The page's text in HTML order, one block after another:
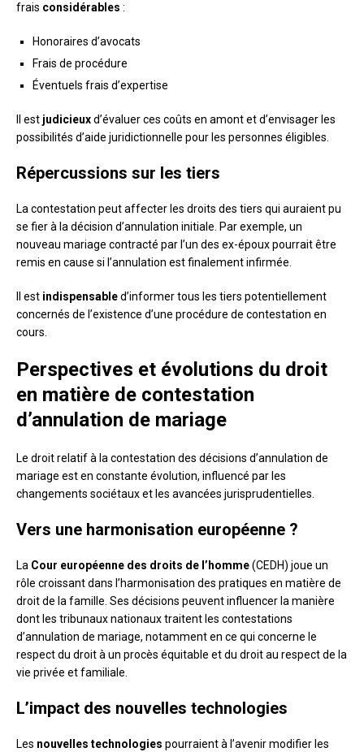
frais considérables :
Honoraires d’avocats
Frais de procédure
Éventuels frais d’expertise
Il est judicieuxd’évaluer ces coûts en amont et d’envisager les
possibilités d’aide juridictionnelle pour les personnes éligibles.
Répercussions sur les tiers
La contestation peut affecter les droits des tiers qui auraient pu
se fier à la décision d’annulation initiale. Par exemple, un
nouveau mariage contracté par l’un des ex-époux pourrait être
remis en cause si l’annulation est finalement infirmée.
Il est indispensabled’informer tous les tiers potentiellement
concernés de l’existence d’une procédure de contestation en
cours.
Perspectives et évolutions du droit
en matière de contestation
d’annulation de mariage
Le droit relatif à la contestation des décisions d’annulation de
mariage est en constante évolution, influencé par les
changements sociétaux et les avancées jurisprudentielles.
Vers une harmonisation européenne ?
La Cour européenne des droits de l’homme(CEDH) joue un
rôle croissant dans l’harmonisation des pratiques en matière de
droit de la famille. Ses décisions peuvent influencer la manière
dont les tribunaux nationaux traitent les contestations
d’annulation de mariage, notamment en ce qui concerne le
respect du droit à un procès équitable et du droit au respect de la
vie privée et familiale.
L’impact des nouvelles technologies
Les nouvelles technologies pourraient à l’avenir modifier les